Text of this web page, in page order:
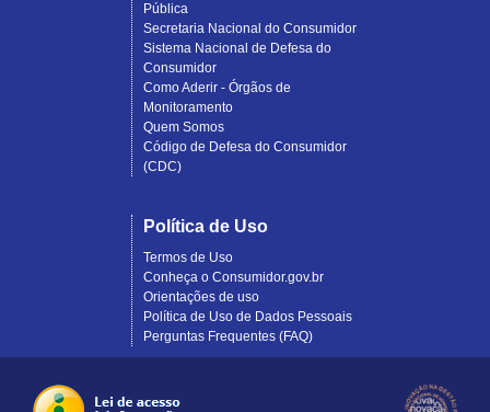
Pública
Secretaria Nacional do Consumidor
Sistema Nacional de Defesa do
Consumidor
Como Aderir - Órgãos de
Monitoramento
Quem Somos
Código de Defesa do Consumidor
(CDC)
Política de Uso
Termos de Uso
Conheça o Consumidor.gov.br
Orientações de uso
Política de Uso de Dados Pessoais
Perguntas Frequentes (FAQ)